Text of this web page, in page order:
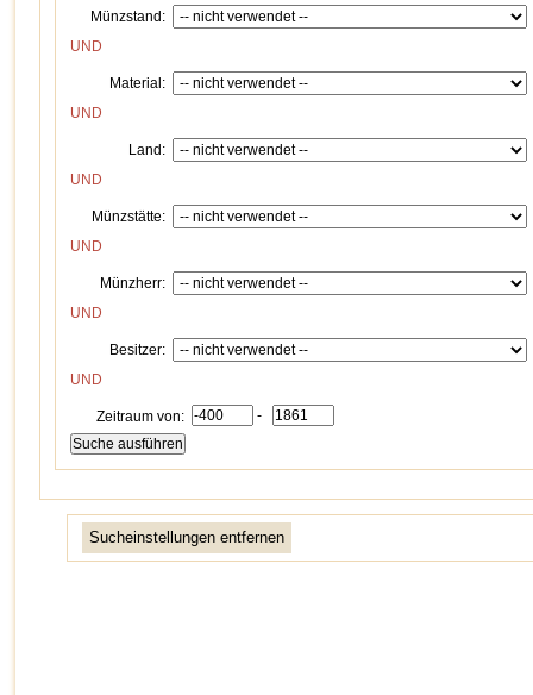
Münzstand:
UND
Material:
UND
Land:
UND
Münzstätte:
UND
Münzherr:
UND
Besitzer:
UND
Zeitraum von: -
Sucheinstellungen entfernen